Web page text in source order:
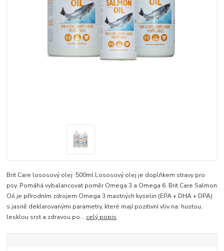
Brit Care lososový olej 500ml Lososový olej je doplňkem stravy pro
psy. Pomáhá vybalancovat poměr Omega 3 a Omega 6. Brit Care Salmon
Oil je přírodním zdrojem Omega 3 mastných kyselin (EPA + DHA + DPA)
s jasně deklarovanými parametry, které mají pozitivní vliv na: hustou,
lesklou srst a zdravou po... celý popis